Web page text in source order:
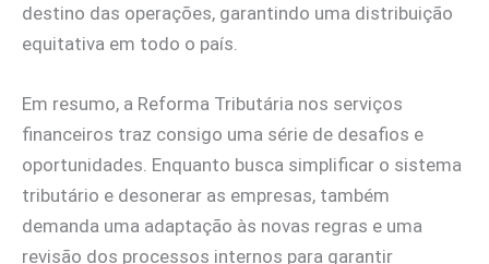
destino das operações, garantindo uma distribuição
equitativa em todo o país.
Em resumo, a Reforma Tributária nos serviços
financeiros traz consigo uma série de desafios e
oportunidades. Enquanto busca simplificar o sistema
tributário e desonerar as empresas, também
demanda uma adaptação às novas regras e uma
revisão dos processos internos para garantir